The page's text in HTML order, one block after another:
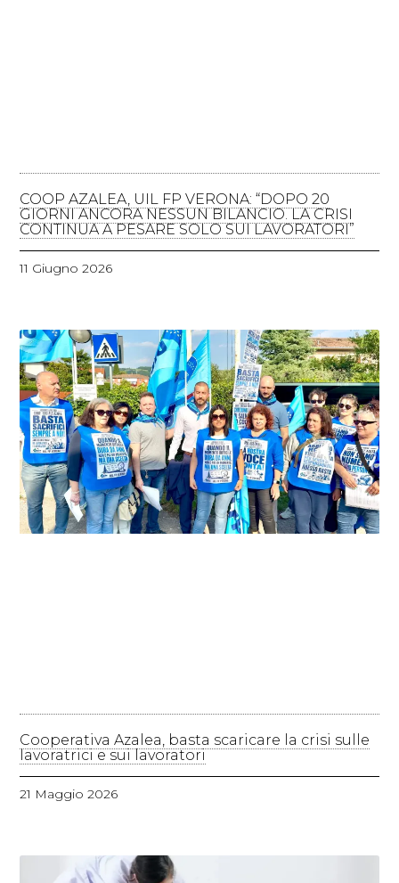
COOP AZALEA, UIL FP VERONA: “DOPO 20
GIORNI ANCORA NESSUN BILANCIO. LA CRISI
CONTINUA A PESARE SOLO SUI LAVORATORI”
11 Giugno 2026
Cooperativa Azalea, basta scaricare la crisi sulle
lavoratrici e sui lavoratori
21 Maggio 2026